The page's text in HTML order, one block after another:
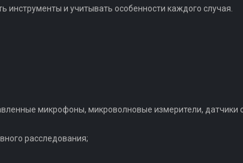
инструменты и учитывать особенности каждого случая.
микрофоны, микроволновые измерители, датчики
расследования;